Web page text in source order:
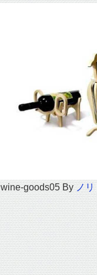
wine-goods05 By ノリ